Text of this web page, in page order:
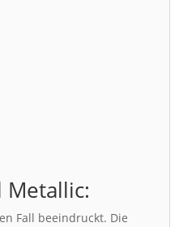
Metallic:
Fall beeindruckt. Die